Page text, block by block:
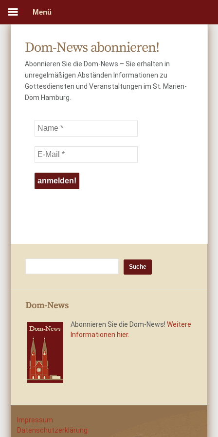
Dom-News abonnieren!
Abonnieren Sie die Dom-News – Sie erhalten in
unregelmäßigen Abständen Informationen zu
Gottesdiensten und Veranstaltungen im St. Marien-
Dom Hamburg.
Dom-News
Abonnieren Sie die Dom-News!Weitere
Informationen hier.
Impressum
Datenschutzerklärung
Menü